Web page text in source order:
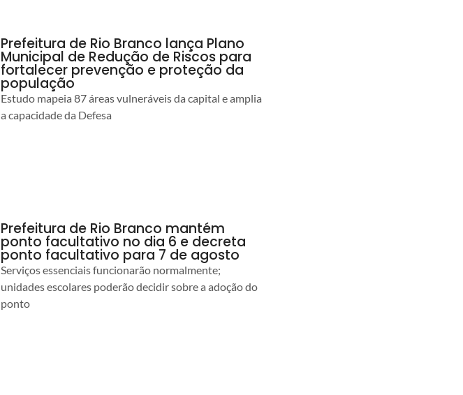
Prefeitura de Rio Branco lança Plano
Municipal de Redução de Riscos para
fortalecer prevenção e proteção da
população
Estudo mapeia 87 áreas vulneráveis da capital e amplia
a capacidade da Defesa
Prefeitura de Rio Branco mantém
ponto facultativo no dia 6 e decreta
ponto facultativo para 7 de agosto
Serviços essenciais funcionarão normalmente;
unidades escolares poderão decidir sobre a adoção do
ponto